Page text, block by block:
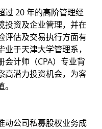
过 20 年的高阶管理经
投资及企业管理，并在
评估及交易执行方面有
于天津大学管理系，
会计师（CPA）专业背
高潜力投资机会，为客
动公司私募股权业务成